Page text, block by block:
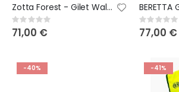
Zotta Forest - Gilet Walker man vest verde
Rating:
0%
71,00 €
Rating:
0%
77,00 €
-40% -41%